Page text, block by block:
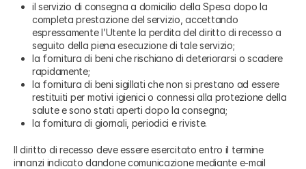
il servizio di consegna a domicilio della Spesa dopo la
completa prestazione del servizio, accettando
espressamente l’Utente la perdita del diritto di recesso a
seguito della piena esecuzione di tale servizio;
la fornitura di beni che rischiano di deteriorarsi o scadere
rapidamente;
la fornitura di beni sigillati che non si prestano ad essere
restituiti per motivi igienici o connessi alla protezione della
salute e sono stati aperti dopo la consegna;
la fornitura di giornali, periodici e riviste.
Il diritto di recesso deve essere esercitato entro il termine
innanzi indicato dandone comunicazione mediante e-mail